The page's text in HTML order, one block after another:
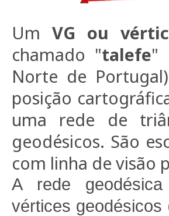
Um VG ou
chamado "talefe"
Norte de
posição
uma rede de
geodésicos. São
com linha de visão
A rede
vértices